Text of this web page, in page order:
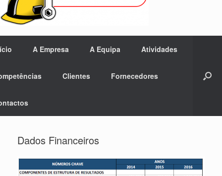
A Empresa A Equipa Atividades
Clientes Fornecedores
Dados Financeiros